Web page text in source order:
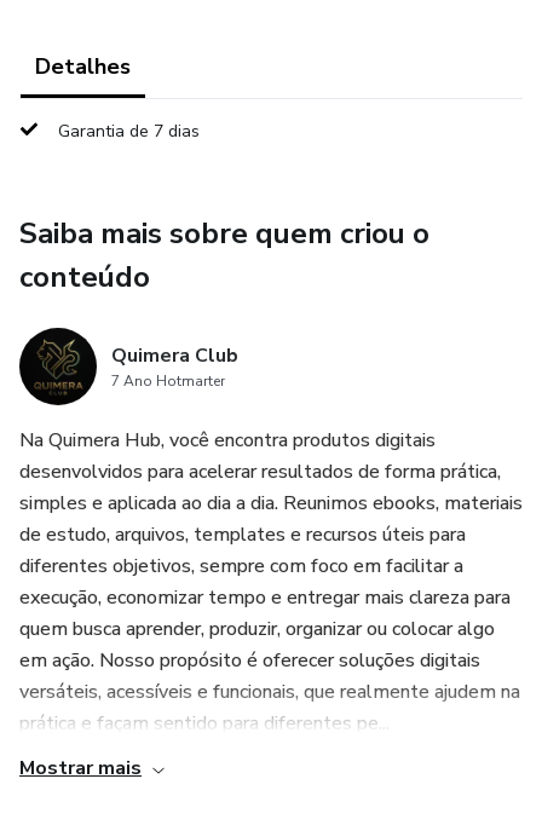
Detalhes
Garantia de 7 dias
Saiba mais sobre quem criou o
conteúdo
Quimera Club
7 Ano Hotmarter
Na Quimera Hub, você encontra produtos digitais
desenvolvidos para acelerar resultados de forma prática,
simples e aplicada ao dia a dia. Reunimos ebooks, materiais
de estudo, arquivos, templates e recursos úteis para
diferentes objetivos, sempre com foco em facilitar a
execução, economizar tempo e entregar mais clareza para
quem busca aprender, produzir, organizar ou colocar algo
em ação. Nosso propósito é oferecer soluções digitais
versáteis, acessíveis e funcionais, que realmente ajudem na
prática e façam sentido para diferentes pe...
Mostrar mais